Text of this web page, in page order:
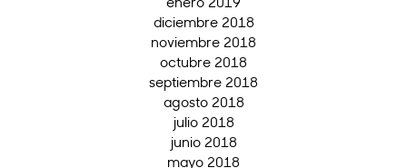
diciembre 2018
noviembre 2018
octubre 2018
septiembre 2018
agosto 2018
julio 2018
junio 2018
mayo 2018